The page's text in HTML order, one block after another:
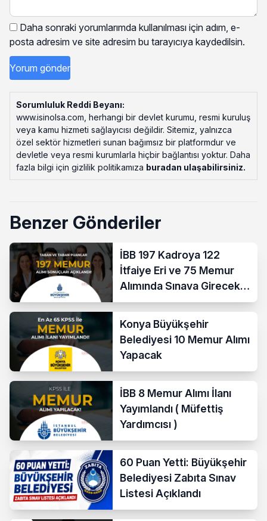
Daha sonraki yorumlarımda kullanılması için adım, e-
posta adresim ve site adresim bu tarayıcıya kaydedilsin.
Sorumluluk Reddi Beyanı:
www.isinolsa.com, herhangi bir devlet kurumu, resmi kuruluş
veya kamu hizmeti sağlayıcısı değildir. Sitemiz, yalnızca
özel sektör hizmetleri sunan bağımsız bir platformdur ve
devletle veya resmi kurumlarla hiçbir bağlantısı yoktur. Daha
fazla bilgi için gizlilik politikamıza buradan ulaşabilirsiniz.
Benzer Gönderiler
İBB 197 Kadroya 122
İtfaiye Eri ve 75 Memur
Alımında Sınava Girecek
712 Aday Belli Oldu
Konya Büyükşehir
Belediyesi 10 Memur Alımı
Yapacak
İBB 8 Memur Alımı İlanı
Yayımlandı ( Müfettiş
Yardımcısı )
60 Puan Yetti: Büyükşehir
Belediyesi Zabıta Sınav
Listesi Açıklandı